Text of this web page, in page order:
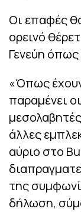
Οι επαφές
ορεινό
Γενεύη όπως
«Όπως
παραμένει
άλλες
αύριο στο
της
δήλωση,